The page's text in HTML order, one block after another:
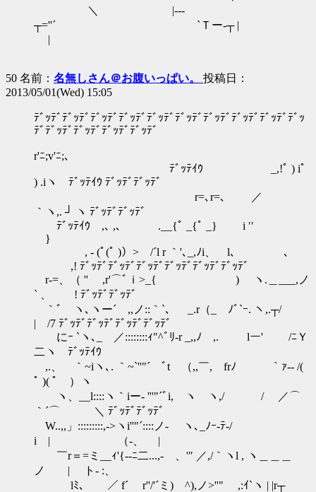
＼ |--‐
┬=''´ `Ｔー‐┬ |
|
50 名前： 名無しさん＠お腹いっぱい。 投稿日：
2013/05/01(Wed) 15:05
ﾃﾞｯﾃﾞﾃﾞｯﾃﾞﾃﾞｯﾃﾞﾃﾞｯﾃﾞﾃﾞｯﾃﾞﾃﾞｯﾃﾞﾃﾞｯﾃﾞﾃﾞｯﾃﾞﾃﾞｯﾃﾞﾃﾞｯ
ﾃﾞﾃﾞｯﾃﾞﾃﾞｯﾃﾞﾃﾞｯﾃﾞﾃﾞｯﾃﾞ
r'ﾆ;v'ﾆ;､
ﾃﾞｯﾃｲｳ _,!ﾟ ) iﾟ
) .iヽ ﾃﾞｯﾃｲｳ ﾃﾞｯﾃﾞﾃﾞｯﾃﾞ
r=､r=､ ／
｀ヽ,. ┘ ヽ ﾃﾞｯﾃﾞﾃﾞｯﾃﾞ
ﾃﾞｯﾃｲｳ ,､ ,､ .__{ﾟ _{ﾟ _} i ′′
}
, - (ﾟ(ﾟ )）> /´l r ｀'､_,ﾉi、 l、 ､
,! ﾃﾞｯﾃﾞﾃﾞｯﾃﾞﾃﾞｯﾃﾞﾃﾞｯﾃﾞﾃﾞｯﾃﾞﾃﾞｯﾃﾞ
r-=、（ '' ,r'⌒ﾞｉ>_{ ) ヽ.＿___,ノ
` 、 ! ﾃﾞｯﾃﾞﾃﾞｯﾃﾞ
｀ﾞゝヽ､ヽー´ ,,ノ::｀`､ _.r（_ ﾉﾞ`ｰ. ヽ,.┬/
| /7 ﾃﾞｯﾃﾞﾃﾞｯﾃﾞﾃﾞｯﾃﾞﾃﾞｯﾃﾞ
にｰ `ヽ､_ ／::::::::ｨ"^ﾞﾘ-r _,,ﾉ ,. lー' /ﾆＹ
二ヽ ﾃﾞｯﾃｲｳ
,.、 ｀~iヽ､. ｀~`''"´ ﾞt （,,￣, frﾉ ｀ｧ-‐ /(
ﾟ )( ﾟ ）ヽ
ゝヽ、__l::::ヽ｀iー- '''"´ﾞi, ヽ ヽ,/ / ／⌒
｀´⌒ ＼ ﾃﾞｯﾃﾞﾃﾞｯﾃﾞ
W..,,」:::::::::,->ヽi''"´::::ノ-ゝ ヽ､_ﾉｰ‐ﾃ-/
i | （-、 |
￣r＝=ミ__ｨ'{-‐ﾆ二...,-ゝ、'″ ／,/｀ヽl , ヽ＿＿＿
ノ | ト- :、
lﾐ､ ／ f´ r''/'´ミ)ゝ^),ノ>''" ,:ｲ`ヽ | |r┬